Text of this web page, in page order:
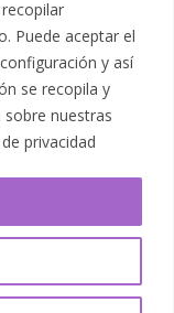
Puede aceptar el
y así
se recopila y
nuestras
privacidad